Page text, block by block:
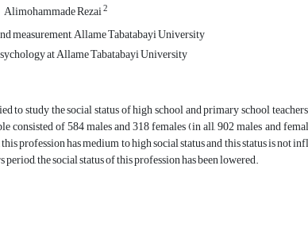
Alimohammade Rezai2
measurement, Allame Tabatabayi University
at Allame Tabatabayi University
to study the social status of high school and primary school
consisted of 584 males and 318 females (in all, 902 males and
profession has medium to high social status and this status is not
period, the social status of this profession has been lowered.